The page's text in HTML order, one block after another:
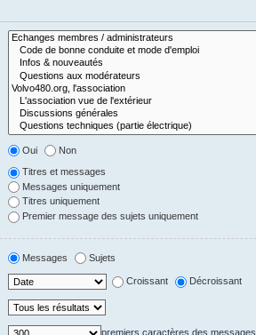
Oui Non
Titres et messages
Messages uniquement
Titres uniquement
Premier message des sujets uniquement
Messages Sujets
Croissant Décroissant
premiers caractères des messages